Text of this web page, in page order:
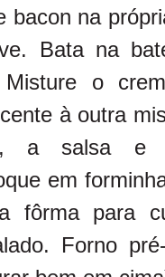
bacon na
Bata na
Misture o
à outra
a salsa e
em
fôrma para
Forno